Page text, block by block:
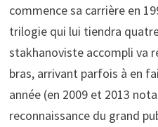
commence sa carrière en
trilogie qui lui tiendra
stakhanoviste accompli va
bras, arrivant parfois à en
année (en 2009 et 2013
reconnaissance du grand